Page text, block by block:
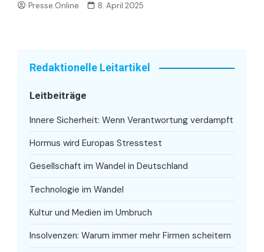
Presse.Online 8. April 2025
Redaktionelle Leitartikel
Leitbeiträge
Innere Sicherheit: Wenn Verantwortung verdampft
Hormus wird Europas Stresstest
Gesellschaft im Wandel in Deutschland
Technologie im Wandel
Kultur und Medien im Umbruch
Insolvenzen: Warum immer mehr Firmen scheitern